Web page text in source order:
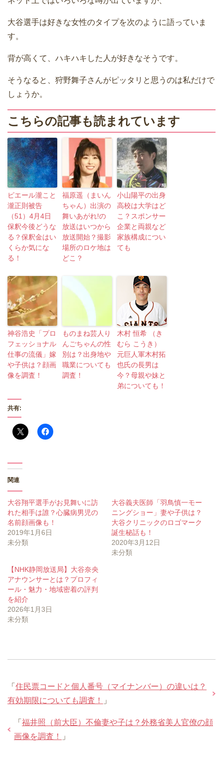
大谷選手は好きな女性のタイプを次のように語っていま
す。
背が高くて、ハキハキした人が好きなそうです。
そうなると、狩野舞子さんがピッタリと思うのは私だけで
しょうか。
こちらの記事も読まれています
ピエール瀧こと
瀧正則被告
（51）4月4日
保釈今後どうな
る？保釈金はい
くらか気にな
る！
福原遥（まいん
ちゃん）出演の
舞いあがれ!の
放送はいつから
放送開始？撮影
場所のロケ地は
どこ？
小山陽平の出身
高校は大学はど
こ？スポンサー
企業と両親など
家族構成につい
ても
神谷浩史「プロ
フェッショナル
仕事の流儀」嫁
や子供は？顔画
像を調査！
ものまね芸人り
んごちゃんの性
別は？出身地や
職業についても
調査！
木村 恒希 （き
むら こうき）
元巨人軍木村拓
也氏の長男は
今？母親や妹と
弟についても！
共有:
関連
大谷翔平選手がお見舞いに訪
れた相手は誰？心臓病男児の
名前顔画像も！
2019年1月6日
未分類
大谷義夫医師「羽鳥慎一モー
ニングショー」妻や子供は？
大谷クリニックのロゴマーク
誕生秘話も！
2020年3月12日
未分類
【NHK静岡放送局】大谷奈央
アナウンサーとは？プロフィ
ール・魅力・地域密着の評判
を紹介
2026年1月3日
未分類
「 住民票コードと個人番号（マイナンバー）の違いは？
有効期限についても調査！
」
「 福井照（前大臣）不倫妻や子は？外務省美人官僚の顔
画像を調査！
」